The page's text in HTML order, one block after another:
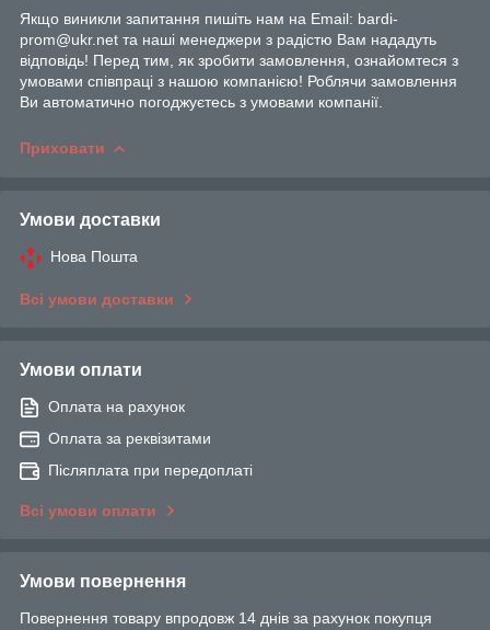
Якщо виникли запитання пишіть нам на Email: bardi-
prom@ukr.net та наші менеджери з радістю Вам нададуть
відповідь! Перед тим, як зробити замовлення, ознайомтеся з
умовами співпраці з нашою компанією! Роблячи замовлення
Ви автоматично погоджуєтесь з умовами компанії.
Приховати
Умови доставки
Нова Пошта
Всі умови доставки
Умови оплати
Оплата на рахунок
Оплата за реквізитами
Післяплата при передоплаті
Всі умови оплати
Умови повернення
Повернення товару впродовж 14 днів за рахунок покупця